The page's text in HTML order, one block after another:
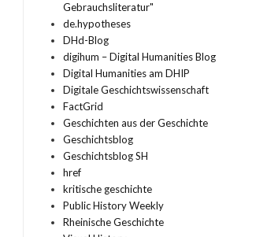
Gebrauchsliteratur"
de.hypotheses
DHd-Blog
digihum – Digital Humanities Blog
Digital Humanities am DHIP
Digitale Geschichtswissenschaft
FactGrid
Geschichten aus der Geschichte
Geschichtsblog
Geschichtsblog SH
href
kritische geschichte
Public History Weekly
Rheinische Geschichte